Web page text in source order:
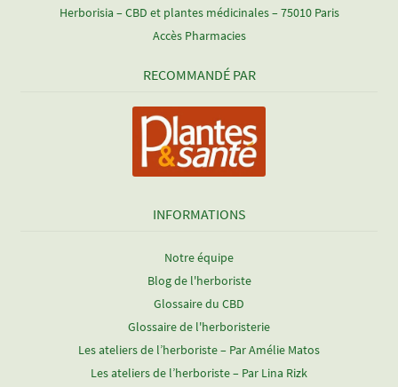
Herborisia – CBD et plantes médicinales – 75010 Paris
Accès Pharmacies
RECOMMANDÉ PAR
INFORMATIONS
Notre équipe
Blog de l'herboriste
Glossaire du CBD
Glossaire de l'herboristerie
Les ateliers de l’herboriste – Par Amélie Matos
Les ateliers de l’herboriste – Par Lina Rizk